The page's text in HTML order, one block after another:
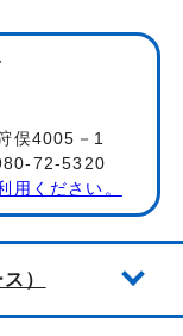
俣4005－1
72-5320
用ください。
）